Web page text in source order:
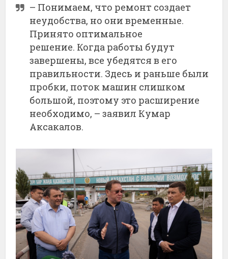
– Понимаем, что ремонт создает
неудобства, но они временные.
Принято оптимальное
решение. Когда работы будут
завершены, все убедятся в его
правильности. Здесь и раньше были
пробки, поток машин слишком
большой, поэтому это расширение
необходимо, – заявил Кумар
Аксакалов.